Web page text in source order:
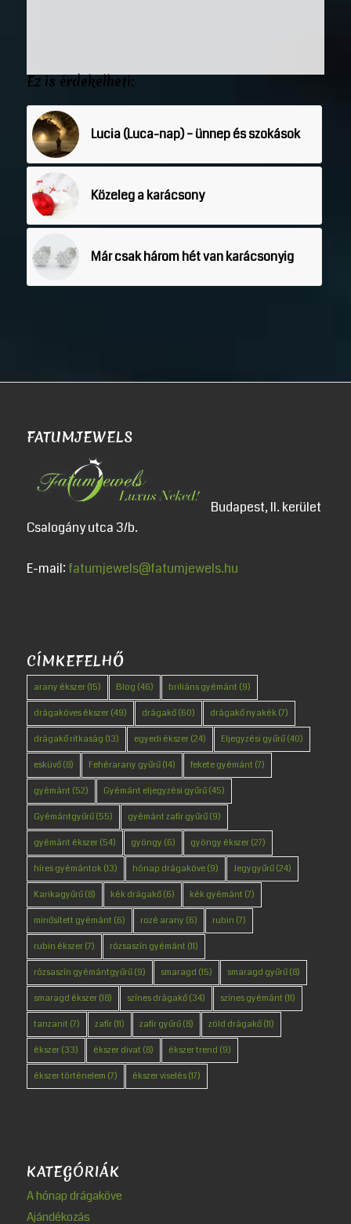
Ez is érdekelheti:
Lucia (Luca-nap) – ünnep és szokások
Közeleg a karácsony
Már csak három hét van karácsonyig
FATUMJEWELS
Budapest, II. kerület
Csalogány utca 3/b.
E-mail: fatumjewels@fatumjewels.hu
CÍMKEFELHŐ
arany ékszer(15) Blog (46) briliáns gyémánt (9)
drágaköves ékszer(49) drágakő(60) drágakő nyakék(7)
drágakő ritkaság (13) egyedi ékszer(24) Eljegyzési gyűrű(40)
esküvő(8) Fehérarany gyűrű(14) fekete gyémánt (7)
gyémánt (52) Gyémánt eljegyzési gyűrű(45)
Gyémántgyűrű(55) gyémánt zafír gyűrű(9)
gyémánt ékszer(54) gyöngy (6) gyöngy ékszer(27)
híres gyémántok(13) hónap drágaköve(9) Jegygyűrű(24)
Karikagyűrű(8) kék drágakő(6) kék gyémánt (7)
minősített gyémánt (6) rozé arany (6) rubin (7)
rubin ékszer(7) rózsaszín gyémánt (11)
rózsaszín gyémántgyűrű(9) smaragd (15) smaragd gyűrű(8)
smaragd ékszer(18) színes drágakő(34) színes gyémánt (11)
tanzanit (7) zafír(11) zafír gyűrű(8) zöld drágakő(11)
ékszer(33) ékszer divat (8) ékszer trend (9)
ékszer történelem (7) ékszer viselés(17)
KATEGÓRIÁK
A hónap drágaköve
Ajándékozás